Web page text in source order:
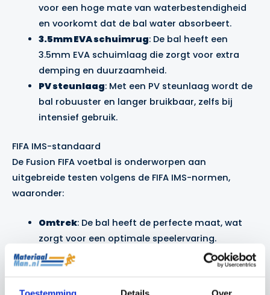
voor een hoge mate van waterbestendigheid
en voorkomt dat de bal water absorbeert.
3.5mm EVA schuimrug: De bal heeft een
3.5mm EVA schuimlaag die zorgt voor extra
demping en duurzaamheid.
PV steunlaag: Met een PV steunlaag wordt de
bal robuuster en langer bruikbaar, zelfs bij
intensief gebruik.
FIFA IMS-standaard
De Fusion FIFA voetbal is onderworpen aan
uitgebreide testen volgens de FIFA IMS-normen,
waaronder:
Omtrek: De bal heeft de perfecte maat, wat
zorgt voor een optimale speelervaring.
Ronding
: De bal is perfect rond voor
consistente prestaties.